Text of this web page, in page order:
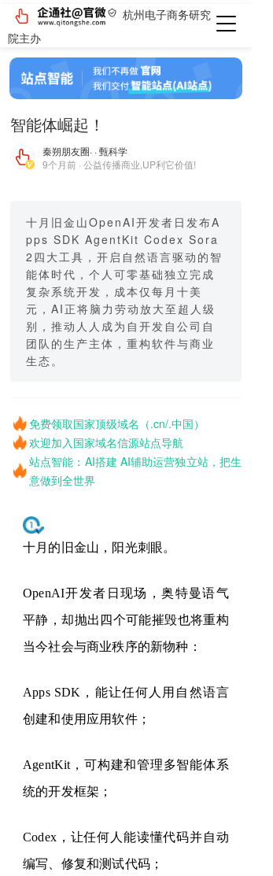
杭州电子商务研究
院主办
智能体崛起！
秦朔朋友圈· · 甄科学
9个月前 · 公益传播商业,UP利它价值!
十月旧金山OpenAI开发者日发布A
pps SDK AgentKit Codex Sora
2四大工具，开启自然语言驱动的智
能体时代，个人可零基础独立完成
复杂系统开发，成本仅每月十美
元，AI正将脑力劳动放大至超人级
别，推动人人成为自开发自公司自
团队的生产主体，重构软件与商业
生态。
免费领取国家顶级域名（.cn/.中国）
欢迎加入国家域名信源站点导航
站点智能：AI搭建 AI辅助运营独立站，把生
意做到全世界
十月的旧金山，阳光刺眼。
OpenAI开发者日现场 ，奥特曼语气
平静，却抛出四个可能摧毁也将重构
当今社会与商业秩序的新物种：
Apps SDK，能让任何人用 自然语言
创建和使用应用软件；
AgentKit，可构建和管理多智能体系
统的开发框架；
Codex， 让任何人能读懂代码并自动
编写、修复和测试代码；